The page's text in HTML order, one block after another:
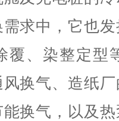
求中，它也
覆、染整定型
换气、造纸
换气，以及